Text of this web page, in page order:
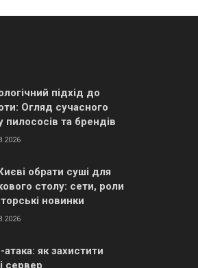
підхід до
Огляд сучасного
пилососів та брендів
обрати суші для
столу: сети, роли
новинки
атака: як захистити